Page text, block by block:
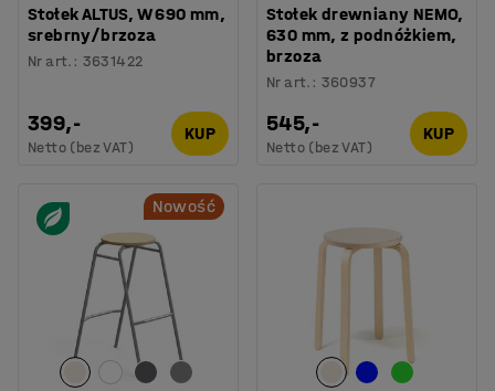
Stołek ALTUS, W 690 mm,
srebrny/brzoza
Nr art. : 3631422
399,-
Netto (bez VAT)
KUP
Stołek drewniany NEMO,
630 mm, z podnóżkiem,
brzoza
Nr art. : 360937
545,-
Netto (bez VAT)
KUP
Nowość